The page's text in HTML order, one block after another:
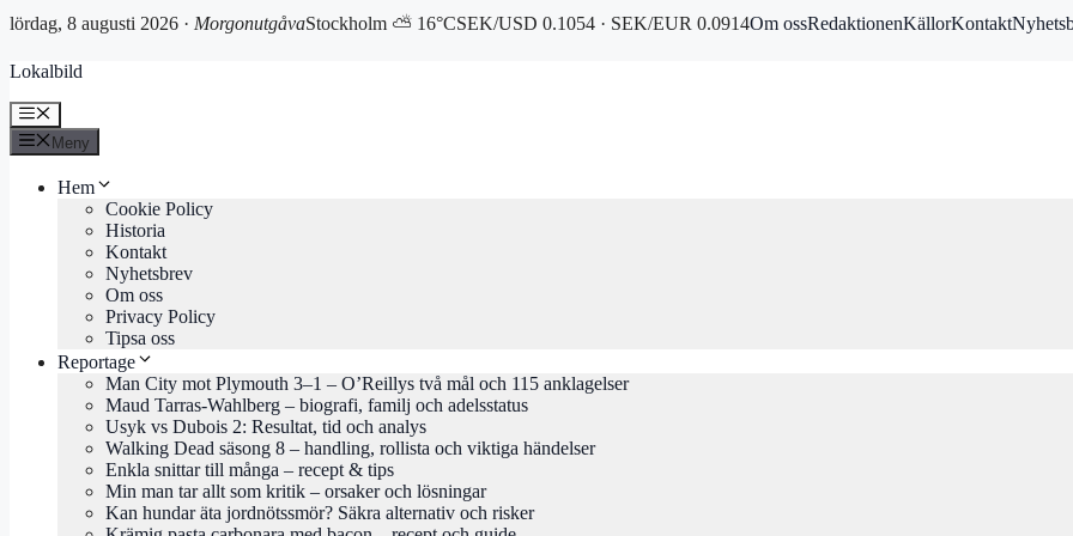
lördag, 8 augusti 2026 · MorgonutgåvaStockholm ⛅ 16°CSEK/USD 0.1054 · SEK/EUR 0.0914Om ossRedaktionenKällorKontakt
till
Lokalbild
Meny
Meny
Hem
Cookie Policy
Historia
Kontakt
Nyhetsbrev
Om oss
Privacy Policy
Tipsa oss
Reportage
Man City mot Plymouth 3–1 – O’Reillys två mål och 115 anklagelser
Maud Tarras-Wahlberg – biografi, familj och adelsstatus
Usyk vs Dubois 2: Resultat, tid och analys
Walking Dead säsong 8 – handling, rollista och viktiga händelser
Enkla snittar till många – recept & tips
Min man tar allt som kritik – orsaker och lösningar
Kan hundar äta jordnötssmör? Säkra alternativ och risker